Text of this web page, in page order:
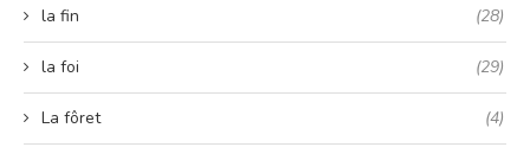
la fin (28)
la foi (29)
La fôret (4)